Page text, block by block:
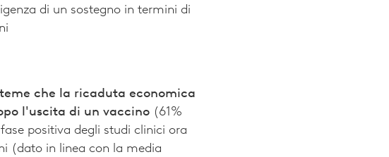
di un sostegno in termini di
teme che la ricaduta economica
l'uscita di un vaccino (61%
positiva degli studi clinici ora
(dato in linea con la media